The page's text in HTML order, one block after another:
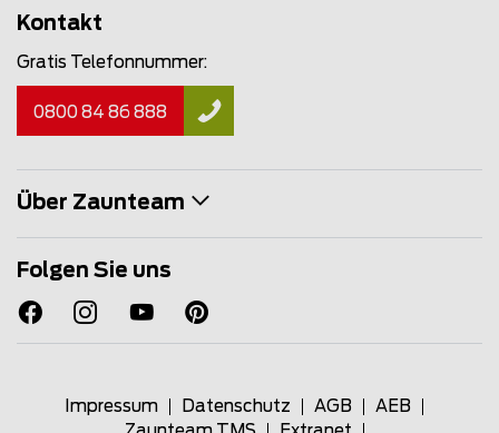
Kontakt
Gratis Telefonnummer:
0800 84 86 888
Über Zaunteam
Folgen Sie uns
Impressum Datenschutz AGB
AEB